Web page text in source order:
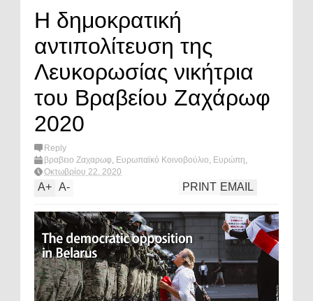
Η δημοκρατική
αντιπολίτευση της
Λευκορωσίας νικήτρια
του Βραβείου Ζαχάρωφ
2020
Reply
βραβειο Ζαχαρωφ, Ευρωπαϊκό Κοινοβούλιο, Ευρώπη,
Λευκορωσία,πολιτική
Οκτωβρίου 22, 2020
A+ A- EMAIL
PRINT